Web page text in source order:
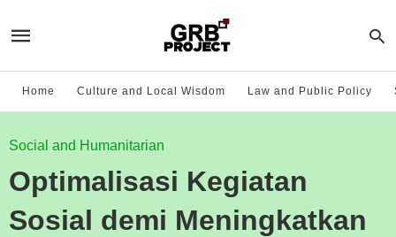
Home Culture and Local Wisdom Law and Public Policy
Social and Humanitarian
Optimalisasi Kegiatan
Sosial demi Meningkatkan